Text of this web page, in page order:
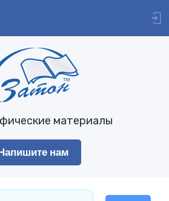
материалы
нам